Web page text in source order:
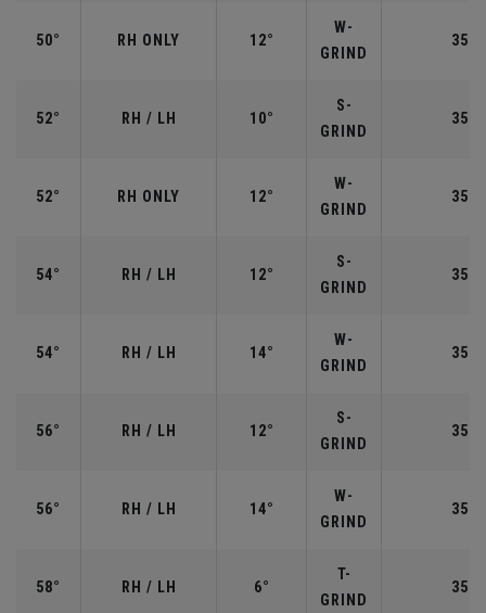
50° RH ONLY 12°
W-
GRIND
52° RH / LH 10°
S-
GRIND
52° RH ONLY 12°
W-
GRIND
54° RH / LH 12°
S-
GRIND
54° RH / LH 14°
W-
GRIND
56° RH / LH 12°
S-
GRIND
56° RH / LH 14°
W-
GRIND
58° RH / LH 6°
T-
GRIND